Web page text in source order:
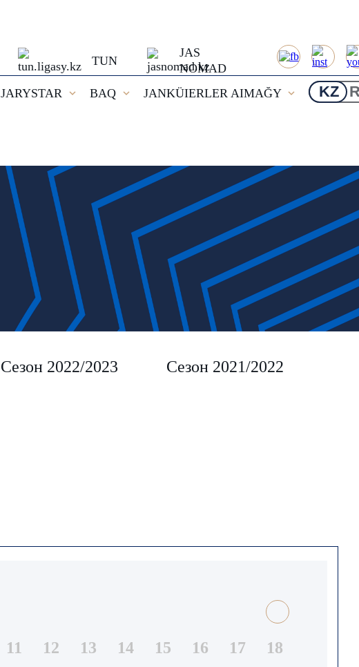
TUN
JAS
NOMAD
JARYSTAR BAQ JANKÜIERLER AIMAĞY KZ
Сезон 2022/2023 Сезон 2021/2022
11 12 13 14 15 16 17
18